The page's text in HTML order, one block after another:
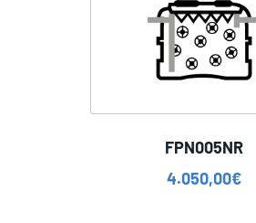
FPN005NR
4.050,00€